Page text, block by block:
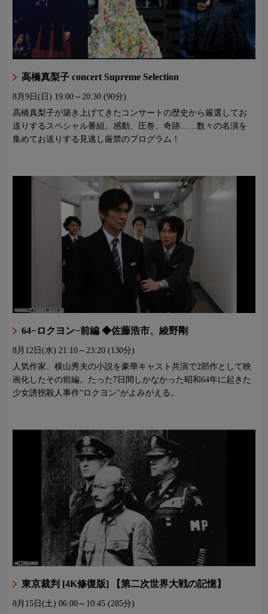
高橋真梨子 concert Supreme Selection
8月9日(日) 19:00～20:30 (90分)
高橋真梨子が築き上げてきたコンサートの歴史から厳選してお
送りするスペシャル番組。感動、圧巻、奇跡……数々の名演を
集めてお送りする見逃し厳禁のプログラム！
64−ロクヨン−前編 ◆佐藤浩市、綾野剛
8月12日(水) 21:10～23:20 (130分)
人気作家、横山秀夫の小説を豪華キャスト共演で2部作として映
画化したその前編。たった7日間しかなかった昭和64年に起きた
少女誘拐殺人事件“ロクヨン”がよみがえる。
東京裁判 [4K修復版] 【第二次世界大戦の記憶】
8月15日(土)06:00～10:45 (285分)